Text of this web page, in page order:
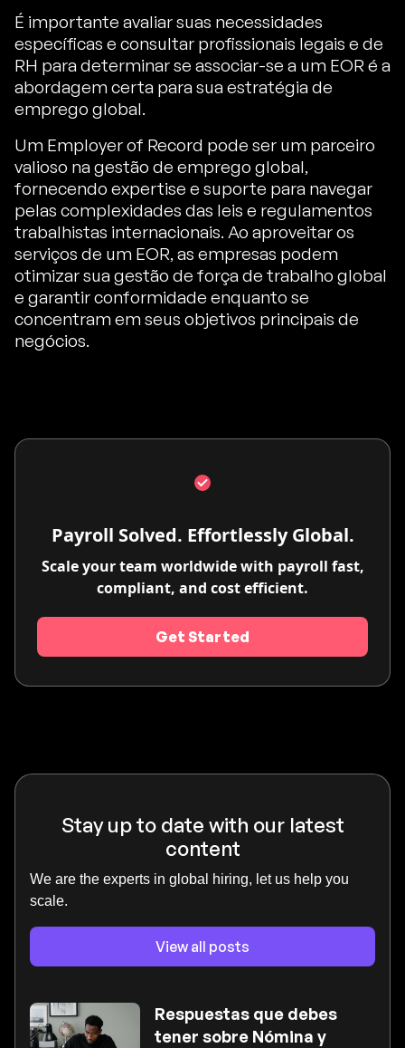
É importante avaliar suas necessidades
específicas e consultar profissionais legais e de
RH para determinar se associar-se a um EOR é a
abordagem certa para sua estratégia de
emprego global.
Um Employer of Record pode ser um parceiro
valioso na gestão de emprego global,
fornecendo expertise e suporte para navegar
pelas complexidades das leis e regulamentos
trabalhistas internacionais. Ao aproveitar os
serviços de um EOR, as empresas podem
otimizar sua gestão de força de trabalho global
e garantir conformidade enquanto se
concentram em seus objetivos principais de
negócios.
Payroll Solved. Effortlessly Global.
Scale your team worldwide with payroll fast,
compliant, and cost efficient.
Get Started
Stay up to date with our latest
content
We are the experts in global hiring, let us help you
scale.
View all posts
Respuestas que debes
tener sobre Nómina y